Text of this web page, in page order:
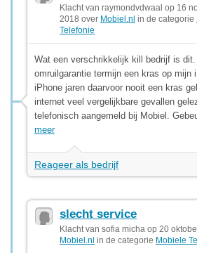
Klacht van raymondvdwaal op 16
2018 over Mobiel.nl in de categorie
Telefonie
Wat een verschrikkelijk kill bedrijf is
omruilgarantie termijn een kras op mijn
iPhone jaren daarvoor nooit een kras
internet veel vergelijkbare gevallen
telefonisch aangemeld bij Mobiel.
meer
Reageer als bedrijf
slecht service
Klacht van sofia micha op 20
Mobiel.nl in de categorie Mobiele